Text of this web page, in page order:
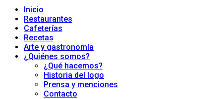
Inicio
Restaurantes
Cafeterías
Recetas
Arte y gastronomía
¿Quiénes somos?
¿Qué hacemos?
Historia del logo
Prensa y menciones
Contacto